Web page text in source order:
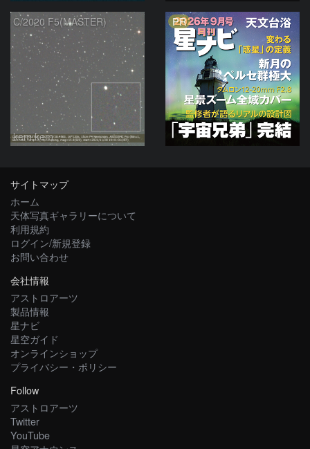
C/2020 F5(MASTER)
kem.kem
PR
サイトマップ
ホーム
天体写真ギャラリーについて
利用規約
ログイン/新規登録
お問い合わせ
会社情報
アストロアーツ
製品情報
星ナビ
星空ガイド
オンラインショップ
プライバシー・ポリシー
Follow
アストロアーツ
Twitter
YouTube